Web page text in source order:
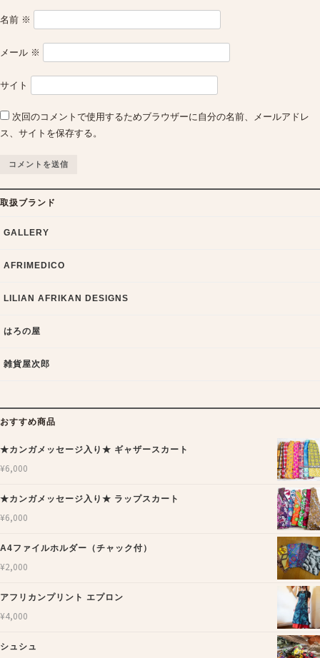
名前 ※
メール ※
サイト
次回のコメントで使用するためブラウザーに自分の名前、メールアドレ
ス、サイトを保存する。
取扱ブランド
GALLERY
AFRIMEDICO
LILIAN AFRIKAN DESIGNS
はろの屋
雑貨屋次郎
おすすめ商品
★カンガメッセージ入り★ ギャザースカート
¥6,000
★カンガメッセージ入り★ ラップスカート
¥6,000
A4ファイルホルダー（チャック付）
¥2,000
アフリカンプリント エプロン
¥4,000
シュシュ